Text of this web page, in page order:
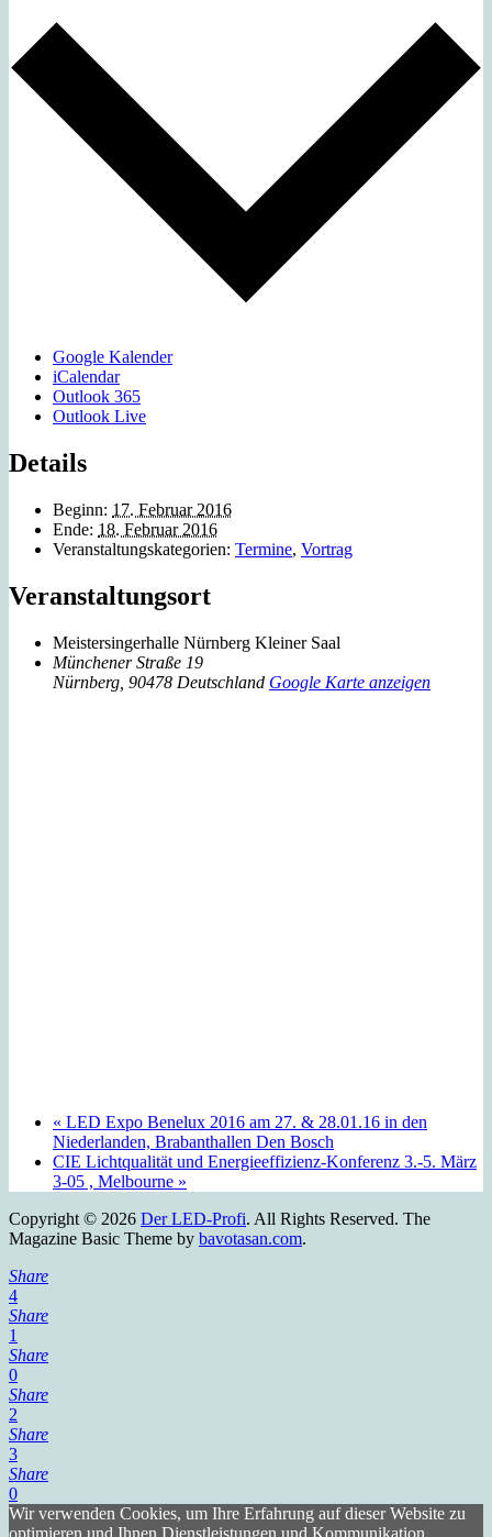
Google Kalender
iCalendar
Outlook 365
Outlook Live
Details
Beginn: 17. Februar 2016
Ende: 18. Februar 2016
Veranstaltungskategorien: Termine, Vortrag
Veranstaltungsort
Meistersingerhalle Nürnberg Kleiner Saal
Münchener Straße 19
Nürnberg 90478 Deutschland Google Karte anzeigen
« LED Expo Benelux 2016 am 27. & 28.01.16 in den
Niederlanden, Brabanthallen Den Bosch
CIE Lichtqualität und Energieeffizienz-Konferenz 3.-5. März
3-05 , Melbourne »
Copyright © 2026 Der LED-Profi. All Rights Reserved. The
Magazine Basic Theme by bavotasan.com.
Share
4
Share
1
Share
0
Share
2
Share
3
Share
0
Wir verwenden Cookies, um Ihre Erfahrung auf dieser Website zu
optimieren und Ihnen Dienstleistungen und Kommunikation